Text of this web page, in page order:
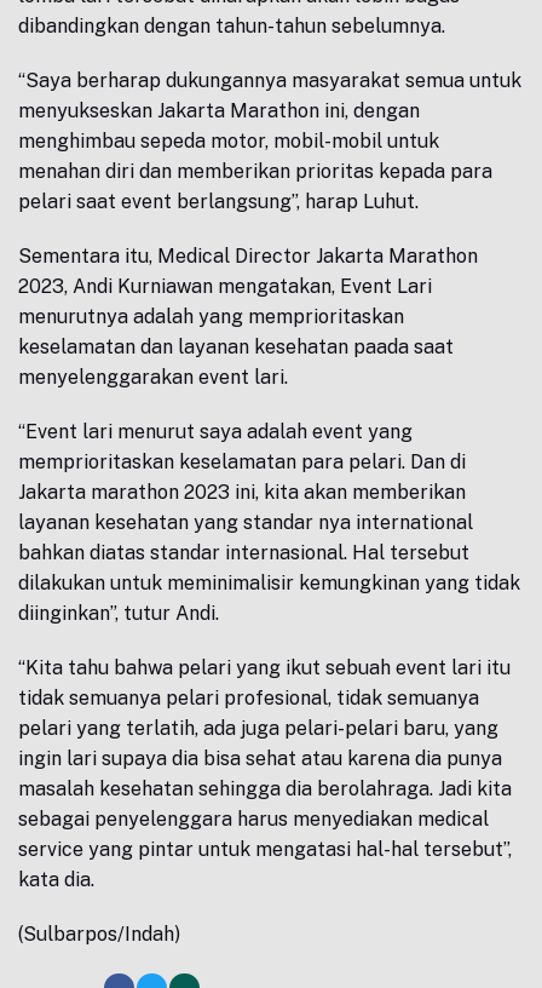
dibandingkan dengan tahun-tahun sebelumnya.
“Saya berharap dukungannya masyarakat semua untuk
menyukseskan Jakarta Marathon ini, dengan
menghimbau sepeda motor, mobil-mobil untuk
menahan diri dan memberikan prioritas kepada para
pelari saat event berlangsung”, harap Luhut.
Sementara itu, Medical Director Jakarta Marathon
2023, Andi Kurniawan mengatakan, Event Lari
menurutnya adalah yang memprioritaskan
keselamatan dan layanan kesehatan paada saat
menyelenggarakan event lari.
“Event lari menurut saya adalah event yang
memprioritaskan keselamatan para pelari. Dan di
Jakarta marathon 2023 ini, kita akan memberikan
layanan kesehatan yang standar nya international
bahkan diatas standar internasional. Hal tersebut
dilakukan untuk meminimalisir kemungkinan yang tidak
diinginkan”, tutur Andi.
“Kita tahu bahwa pelari yang ikut sebuah event lari itu
tidak semuanya pelari profesional, tidak semuanya
pelari yang terlatih, ada juga pelari-pelari baru, yang
ingin lari supaya dia bisa sehat atau karena dia punya
masalah kesehatan sehingga dia berolahraga. Jadi kita
sebagai penyelenggara harus menyediakan medical
service yang pintar untuk mengatasi hal-hal tersebut”,
kata dia.
(Sulbarpos/Indah)